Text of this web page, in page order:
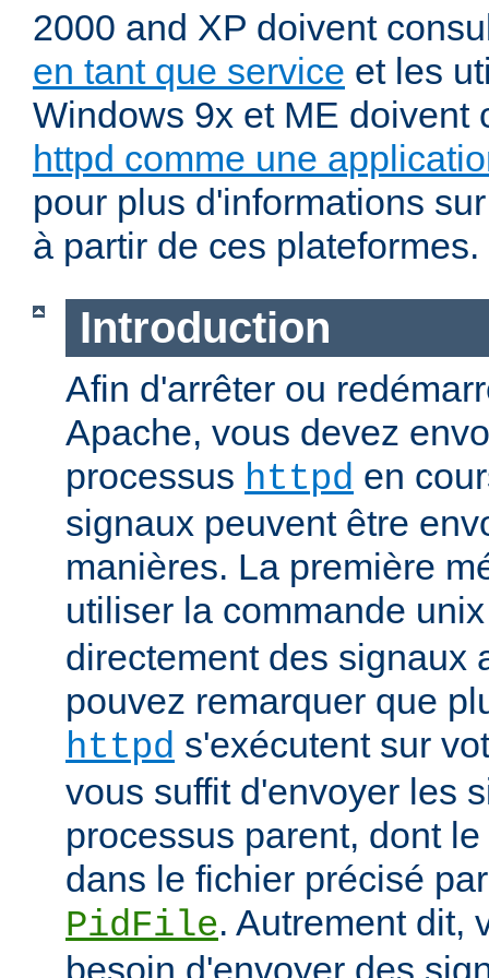
2000 and XP doivent
en tant que service et les
Windows 9x et ME doivent
httpd comme une
pour plus d'informations
à partir de ces plateformes.
Introduction
Afin d'arrêter ou
Apache, vous devez
processus httpd en
signaux peuvent être
manières. La première
utiliser la commande
directement des signaux
pouvez remarquer que
httpd s'exécutent sur
vous suffit d'envoyer les
processus parent, dont
dans le fichier précisé
PidFile. Autrement dit,
besoin d'envoyer des